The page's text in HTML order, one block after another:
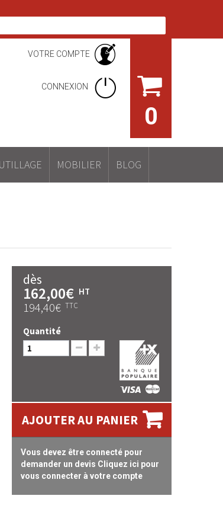
0
VOTRE COMPTE
CONNEXION
MOBILIER BLOG
dès
162,00€ HT
194,40€ TTC
Quantité
AJOUTER AU PANIER
Vous devez être connecté pour
demander un devis Cliquez ici pour
vous connecter à votre compte